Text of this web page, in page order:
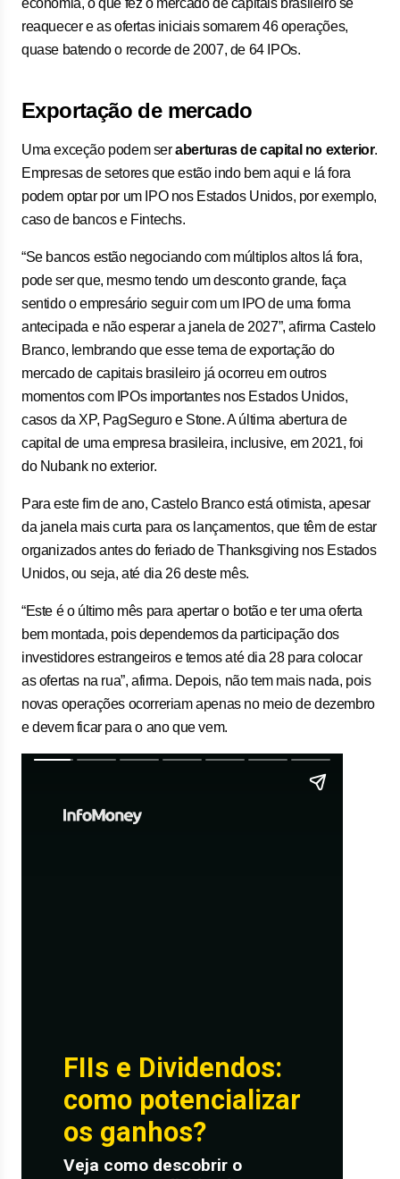
economia, o que fez o mercado de capitais brasileiro se
reaquecer e as ofertas iniciais somarem 46 operações,
quase batendo o recorde de 2007, de 64 IPOs.
Exportação de mercado
Uma exceção podem seraberturas de capital no exterior.
Empresas de setores que estão indo bem aqui e lá fora
podem optar por um IPO nos Estados Unidos, por exemplo,
caso de bancos e Fintechs.
“Se bancos estão negociando com múltiplos altos lá fora,
pode ser que, mesmo tendo um desconto grande, faça
sentido o empresário seguir com um IPO de uma forma
antecipada e não esperar a janela de 2027”, afirma Castelo
Branco, lembrando que esse tema de exportação do
mercado de capitais brasileiro já ocorreu em outros
momentos com IPOs importantes nos Estados Unidos,
casos da XP, PagSeguro e Stone. A última abertura de
capital de uma empresa brasileira, inclusive, em 2021, foi
do Nubank no exterior.
Para este fim de ano, Castelo Branco está otimista, apesar
da janela mais curta para os lançamentos, que têm de estar
organizados antes do feriado de Thanksgiving nos Estados
Unidos, ou seja, até dia 26 deste mês.
“Este é o último mês para apertar o botão e ter uma oferta
bem montada, pois dependemos da participação dos
investidores estrangeiros e temos até dia 28 para colocar
as ofertas na rua”, afirma. Depois, não tem mais nada, pois
novas operações ocorreriam apenas no meio de dezembro
e devem ficar para o ano que vem.